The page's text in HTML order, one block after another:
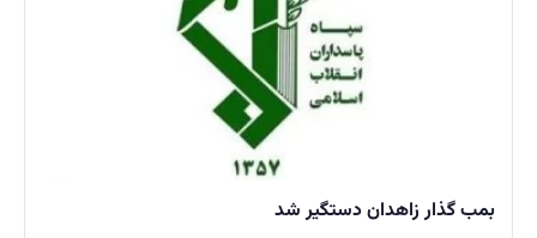
بمب گذار زاهدان دستگیر شد